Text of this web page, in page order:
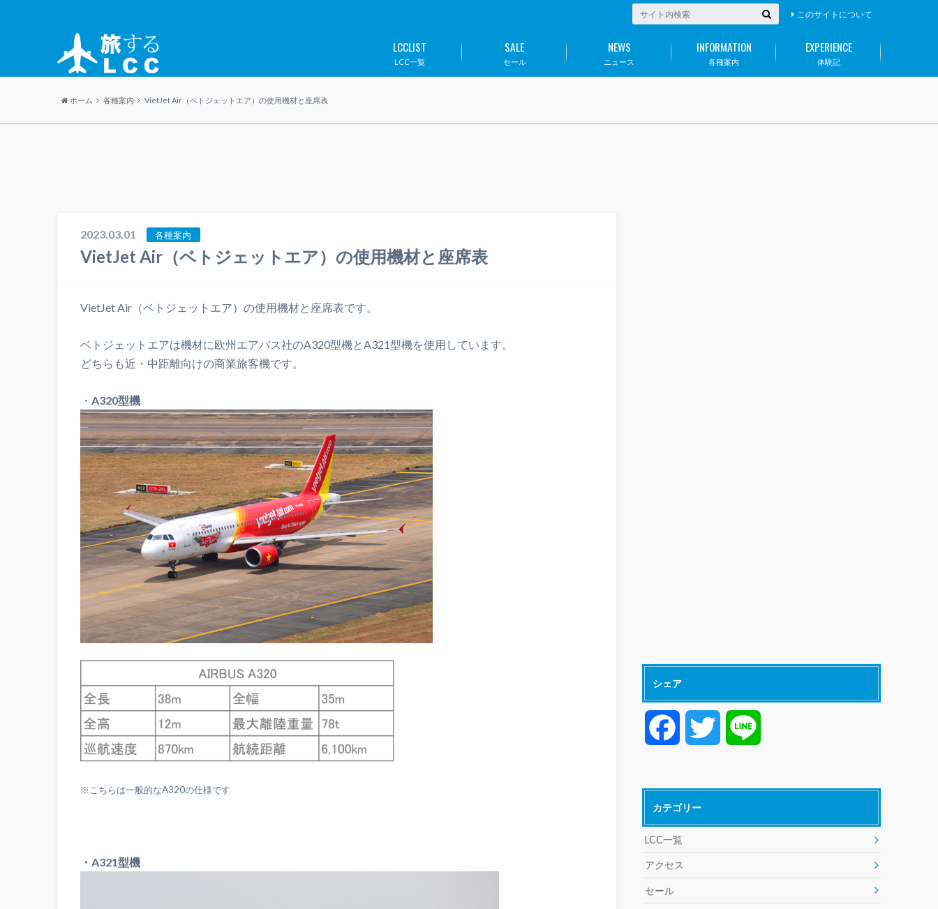
このサイトについて
LCC一覧
LCCLIST
セール
SALE
ニュース
NEWS
各種案内
INFORMATION
体験記
EXPERIENCE
ホーム 各種案内 VietJet Air（ベトジェットエア）の使用機材と座席表
2023.03.01 各種案内
VietJet Air（ベトジェットエア）の使用機材と座席表
VietJet Air（ベトジェットエア）の使用機材と座席表です。
ベトジェットエアは機材に欧州エアバス社のA320型機とA321型機を使用しています。
どちらも近・中距離向けの商業旅客機です。
・ A320型機
※こちらは一般的なA320の仕様です
・A321型機
シェア
e
b
o
t
e
e
カテゴリー
LCC一覧
アクセス
セール